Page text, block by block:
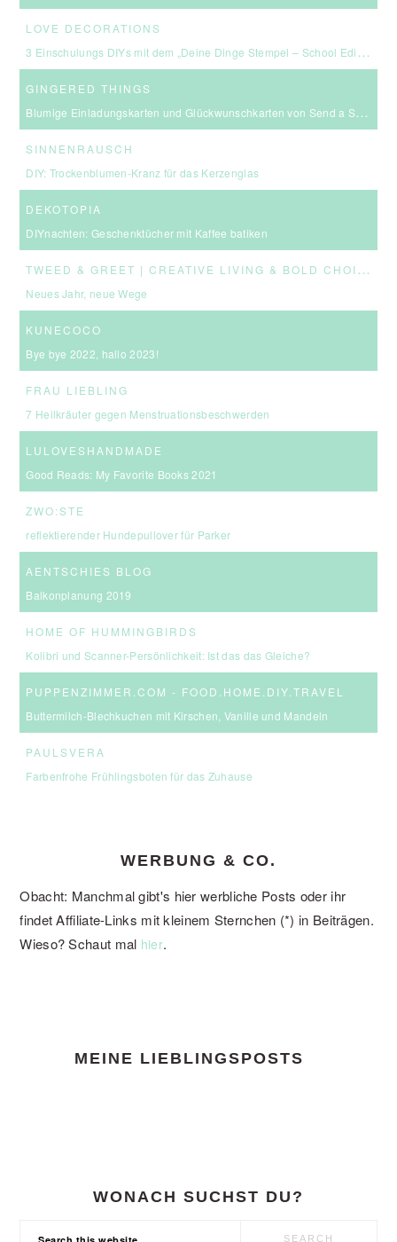
LOVE DECORATIONS
3 Einschulungs DIYs mit dem „Deine Dinge Stempel – School Edition“ #BackToSchool + Gewinnspiel
GINGERED THINGS
Blumige Einladungskarten und Glückwunschkarten von Send a Smile
SINNENRAUSCH
DIY: Trockenblumen-Kranz für das Kerzenglas
DEKOTOPIA
DIYnachten: Geschenktücher mit Kaffee batiken
T
WEED & GREET | CREATIVE LIVING & BOLD CHOICES
Neues Jahr, neue Wege
KUNECOCO
Bye bye 2022, hallo 2023!
FRAU LIEBLING
7 Heilkräuter gegen Menstruationsbeschwerden
LULOVESHANDMADE
Good Reads: My Favorite Books 2021
ZWO:STE
reflektierender Hundepullover für Parker
AENTSCHIES BLOG
Balkonplanung 2019
HOME OF HUMMINGBIRDS
Kolibri und Scanner-Persönlichkeit: Ist das das Gleiche?
PUPPENZIMMER.COM - FOOD.HOME.DIY.TRAVEL
Buttermilch-Blechkuchen mit Kirschen, Vanille und Mandeln
PAULSVERA
Farbenfrohe Frühlingsboten für das Zuhause
WERBUNG & CO.
Obacht: Manchmal gibt's hier werbliche Posts oder ihr
findet Affiliate-Links mit kleinem Sternchen (*) in Beiträgen.
Wieso? Schaut mal hier.
MEINE LIEBLINGSPOSTS
WONACH SUCHST DU?